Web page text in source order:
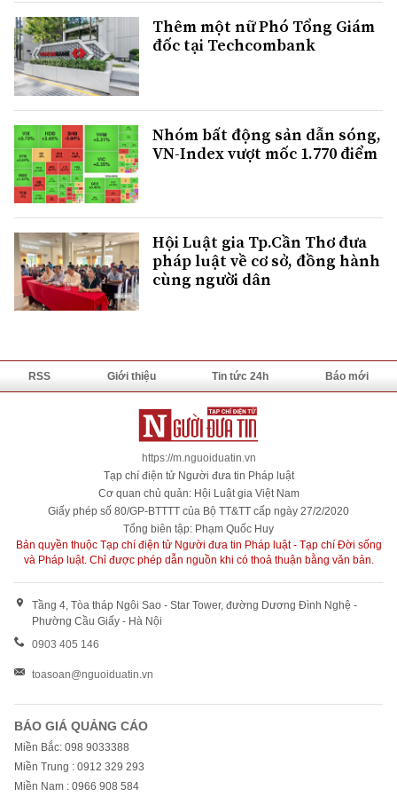
Thêm một nữ Phó Tổng Giám
đốc tại Techcombank
Nhóm bất động sản dẫn sóng,
VN-Index vượt mốc 1.770 điểm
Hội Luật gia Tp.Cần Thơ đưa
pháp luật về cơ sở, đồng hành
cùng người dân
RSS Giới thiệu Tin tức 24h Báo mới
https://m.nguoiduatin.vn
Tạp chí điện tử Người đưa tin Pháp luật
Cơ quan chủ quản: Hội Luật gia Việt Nam
Giấy phép số 80/GP-BTTTT của Bộ TT&TT cấp ngày 27/2/2020
Tổng biên tập: Phạm Quốc Huy
Bản quyền thuộc Tạp chí điện tử Người đưa tin Pháp luật - Tạp chí Đời sống
và Pháp luật. Chỉ được phép dẫn nguồn khi có thoả thuận bằng văn bản.
Tầng 4, Tòa tháp Ngôi Sao - Star Tower, đường Dương Đình Nghệ -
Phường Cầu Giấy - Hà Nội
0903 405 146
toasoan@nguoiduatin.vn
BÁO GIÁ QUẢNG CÁO
Miền Bắc: 098 9033388
Miền Trung : 0912 329 293
Miền Nam : 0966 908 584